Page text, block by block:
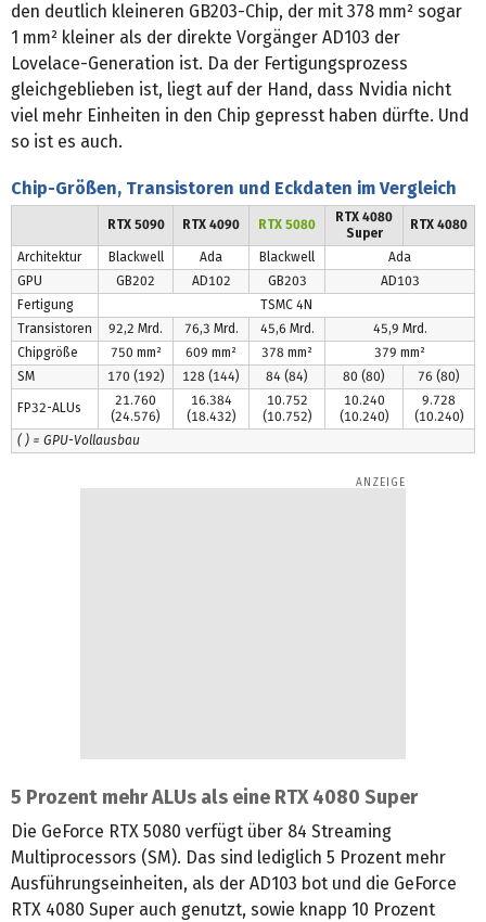
den deutlich kleineren GB203-Chip, der mit 378 mm² sogar
1 mm² kleiner als der direkte Vorgänger AD103 der
Lovelace-Generation ist. Da der Fertigungsprozess
gleichgeblieben ist, liegt auf der Hand, dass Nvidia nicht
viel mehr Einheiten in den Chip gepresst haben dürfte. Und
so ist es auch.
Chip-Größen, Transistoren und Eckdaten im Vergleich
RTX 5090 RTX 4090 RTX 5080
RTX 4080
Super
RTX 4080
Architektur Blackwell Ada Blackwell
Ada
GPU
GB202 AD102 GB203
AD103
Fertigung
TSMC 4N
Transistoren
92,2 Mrd. 76,3 Mrd. 45,6 Mrd.
45,9 Mrd.
Chipgröße
750 mm² 609 mm² 378 mm²
379 mm²
SM
170 (192) 128 (144) 84 (84) 80 (80) 76 (80)
FP32-ALUs
21.760
(24.576)
16.384
(18.432)
10.752
(10.752)
10.240
(10.240)
9.728
(10.240)
( ) = GPU-Vollausbau
5 Prozent mehr ALUs als eine RTX 4080 Super
Die GeForce RTX 5080 verfügt über 84 Streaming
Multiprocessors (SM). Das sind lediglich 5 Prozent mehr
Ausführungseinheiten, als der AD103 bot und die GeForce
RTX 4080 Super auch genutzt, sowie knapp 10 Prozent